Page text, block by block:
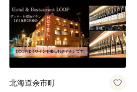
北海道余市町